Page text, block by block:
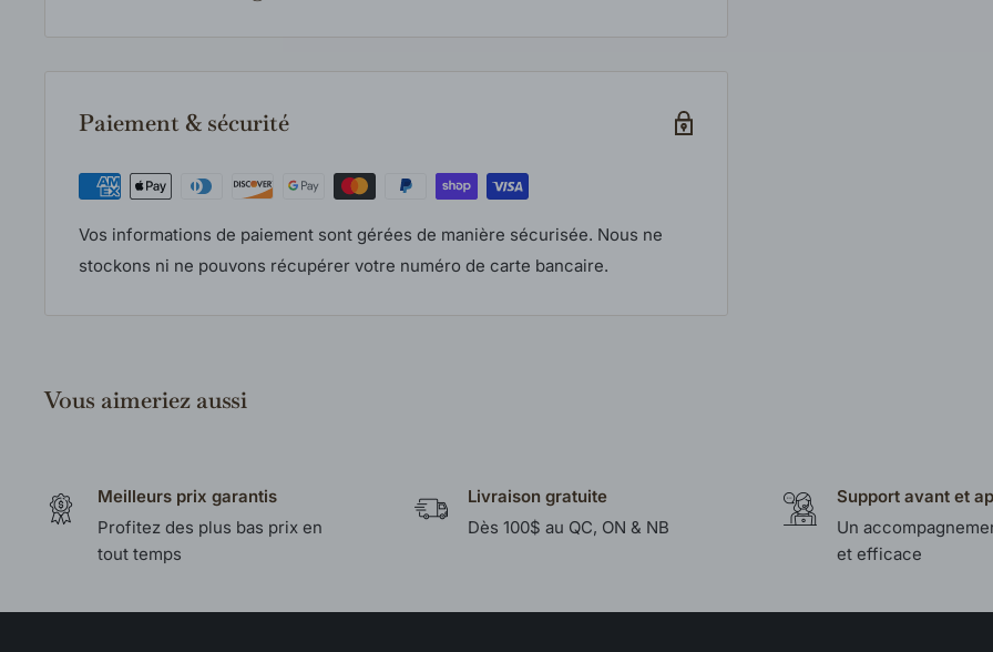
produits doivent être neufs, inutilisés et dans leur emballage d’origine.
Paiement & sécurité
Vos informations de paiement sont gérées de manière sécurisée. Nous ne
stockons ni ne pouvons récupérer votre numéro de carte bancaire.
Vous aimeriez aussi
Meilleurs prix garantis
Profitez des plus bas prix en
tout temps
Livraison gratuite
Dès 100$ au QC, ON & NB
Support avant et
Un
et efficace